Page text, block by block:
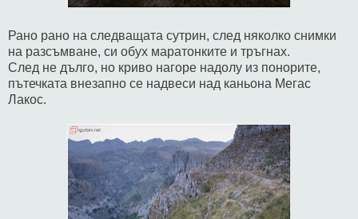
Рано рано на следващата сутрин, след няколко снимки
на разсъмване, си обух маратонките и тръгнах.
След не дълго, но криво нагоре надолу из понорите,
пътечката внезапно се надвеси над каньона Мегас
Лакос.